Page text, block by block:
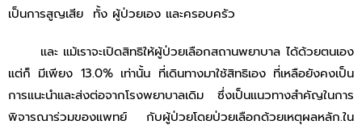
เป็นการสูญเสีย ทั้ง ผู้ป่วยเอง และครอบครัว
และ แม้เราจะเปิดสิทธิให้ผู้ป่วยเลือกสถานพยาบาล ได้ด้วยตนเอง
แต่ก็ มีเพียง 13.0% เท่านั้น ที่เดินทางมาใช้สิทธิเอง ที่เหลือยังคงเป็น
การแนะนําและส่งต่อจากโรงพยาบาลเดิม ซึ่งเป็นแนวทางสำคัญในการ
พิจารณาร่วมของแพทย์ กับผู้ป่วยโดยป่วยเลือกด้วยเหตุผลหลัก.ใน